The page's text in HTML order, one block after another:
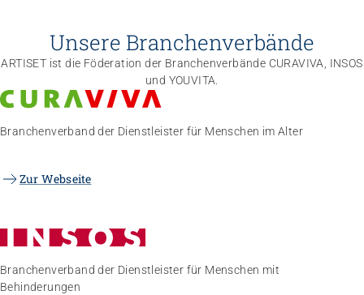
Unsere Branchenverbände
ARTISET ist die Föderation der Branchenverbände CURAVIVA, INSOS
und YOUVITA.
Branchenverband der Dienstleister für Menschen im Alter
Zur Webseite
Branchenverband der Dienstleister für Menschen mit
Behinderungen